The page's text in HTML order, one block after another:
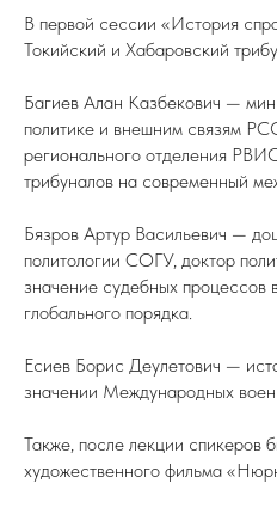
В первой сессии «История
Токийский и Хабаровский
Багиев Алан Казбекович —
политике и внешним связям
регионального отделения
трибуналов на современный
Бязров Артур Васильевич —
политологии СОГУ, доктор
значение судебных процессов
глобального порядка.
Есиев Борис Деулетович —
значении Международных
Также, после лекции спикеров
художественного фильма